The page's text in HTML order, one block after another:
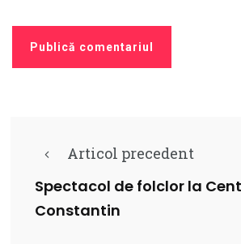
Articol precedent
Spectacol de folclor la
Constantin